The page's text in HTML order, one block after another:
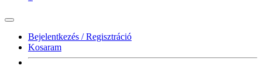
Bejelentkezés / Regisztráció
Kosaram